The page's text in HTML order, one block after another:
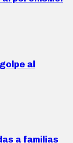
al
a familias